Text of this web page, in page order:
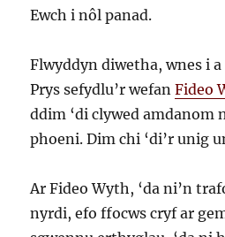
Ewch i nôl panad.
Flwyddyn diwetha, wnes i
Prys sefydlu’r wefanFideo
ddim ‘di clywed amdanom
phoeni. Dim chi ‘di’r unig
Ar Fideo Wyth, ‘da ni’n
nyrdi, efo ffocws cryf ar